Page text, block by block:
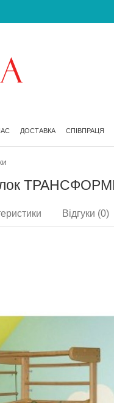
ДОСТАВКА СПІВПРАЦЯ
Відгуки (0)